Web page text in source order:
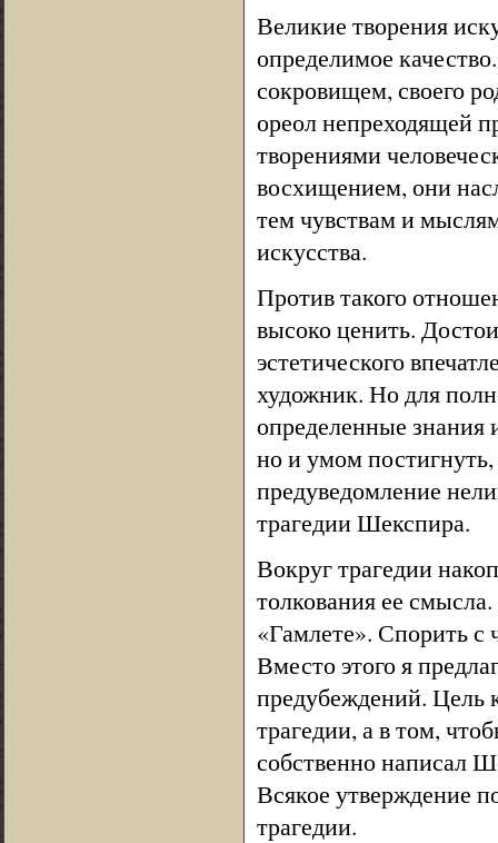
Великие творения
определимое
сокровищем, своего
ореол непреходящей
творениями
восхищением, они
тем чувствам и
искусства.
Против такого
высоко ценить.
эстетического
художник. Но для
определенные знания
но и умом
предуведомление
трагедии Шекспира.
Вокруг трагедии
толкования ее
«Гамлете». Спорить с
Вместо этого я
предубеждений. Цель
трагедии, а в том,
собственно написал
Всякое утверждение
трагедии.